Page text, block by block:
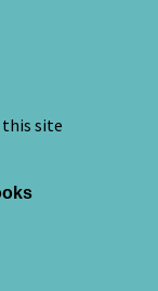
this site